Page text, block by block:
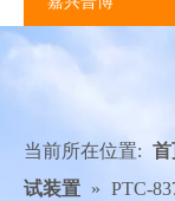
当前所在位置: 首
试装置 » PTC-